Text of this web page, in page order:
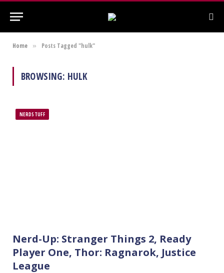
Home » Posts Tagged "hulk"
BROWSING: HULK
NERDSTUFF
Nerd-Up: Stranger Things 2, Ready
Player One, Thor: Ragnarok, Justice
League